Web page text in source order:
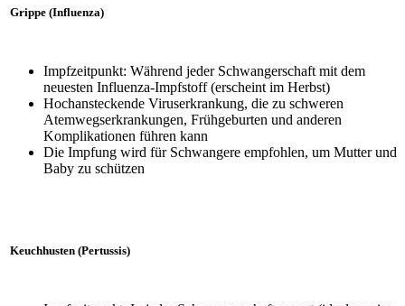
Grippe (Influenza)
Impfzeitpunkt: Während jeder Schwangerschaft mit dem
neuesten Influenza-Impfstoff (erscheint im Herbst)
Hochansteckende Viruserkrankung, die zu schweren
Atemwegserkrankungen, Frühgeburten und anderen
Komplikationen führen kann
Die Impfung wird für Schwangere empfohlen, um Mutter und
Baby zu schützen
Keuchhusten (Pertussis)